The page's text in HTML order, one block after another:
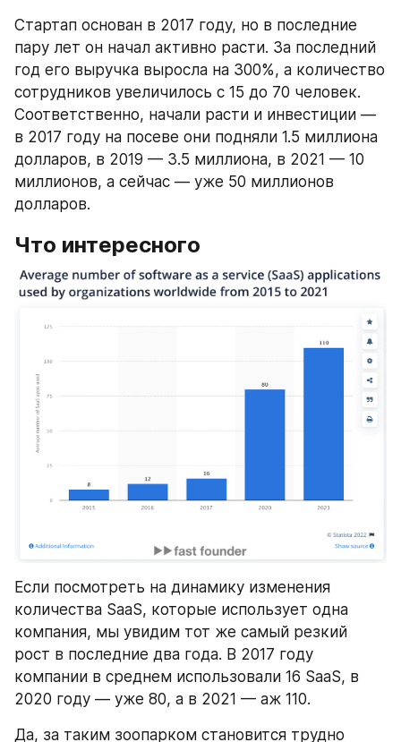
Стартап основан в 2017 году, но в последние
пару лет он начал активно расти. За последний
год его выручка выросла на 300%, а количество
сотрудников увеличилось с 15 до 70 человек.
Соответственно, начали расти и инвестиции —
в 2017 году на посеве они подняли 1.5 миллиона
долларов, в 2019 — 3.5 миллиона, в 2021 — 10
миллионов, а сейчас — уже 50 миллионов
долларов.
Что интересного
Если посмотреть на динамику изменения
количества SaaS, которые использует одна
компания, мы увидим тот же самый резкий
рост в последние два года. В 2017 году
компании в среднем использовали 16 SaaS, в
2020 году — уже 80, а в 2021 — аж 110.
Да, за таким зоопарком становится трудно